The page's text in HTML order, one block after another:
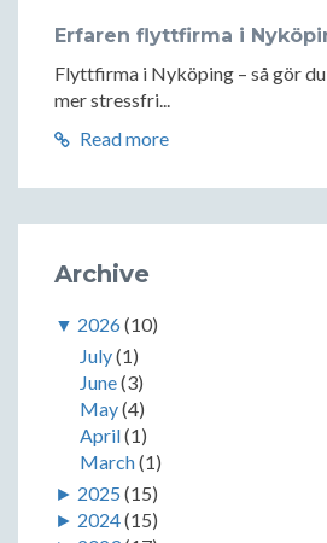
Erfaren flyttfirma i
Flyttfirma i Nyköping – så gör
mer stressfri...
Read more
Archive
▼ 2026(10)
July(1)
June(3)
May(4)
April(1)
March(1)
► 2025 (15)
► 2024(15)